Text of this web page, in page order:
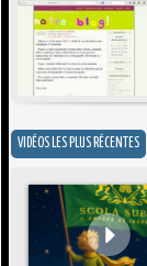
VIDÉOS LES PLUS RÉCENTES